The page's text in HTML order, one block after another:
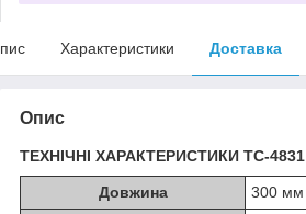
Характеристики Доставка
Опис
ТЕХНІЧНІ ХАРАКТЕРИСТИКИ TC-4831
Довжина
300 мм